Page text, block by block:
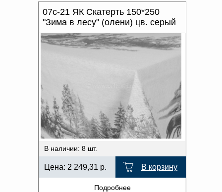
07с-21 ЯК Скатерть 150*250
"Зима в лесу" (олени) цв. серый
В наличии: 8 шт.
Цена: 2 249,31 р. В корзину
Подробнее